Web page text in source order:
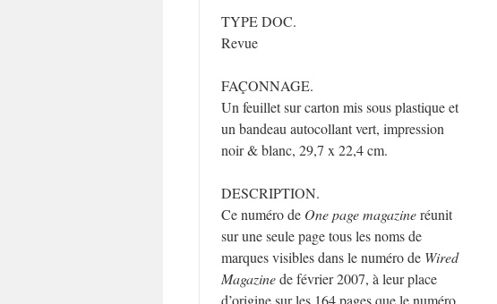
TYPE DOC.
Revue
FAÇONNAGE.
Un feuillet sur carton mis sous plastique et
un bandeau autocollant vert, impression
noir & blanc, 29,7 x 22,4 cm.
DESCRIPTION.
Ce numéro de One page magazineréunit
sur une seule page tous les noms de
marques visibles dans le numéro de Wired
Magazinede février 2007, à leur place
d’origine sur les 164 pages que le numéro